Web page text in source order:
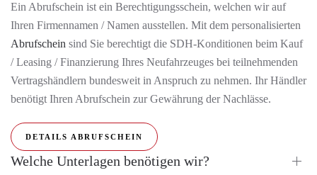
Ein Abrufschein ist ein Berechtigungsschein, welchen wir auf
Ihren Firmennamen / Namen ausstellen. Mit dem personalisierten
Abrufschein sind Sie berechtigt die SDH-Konditionen beim Kauf
/ Leasing / Finanzierung Ihres Neufahrzeuges bei teilnehmenden
Vertragshändlern bundesweit in Anspruch zu nehmen. Ihr Händler
benötigt Ihren Abrufschein zur Gewährung der Nachlässe.
DETAILS ABRUFSCHEIN
Welche Unterlagen benötigen wir?